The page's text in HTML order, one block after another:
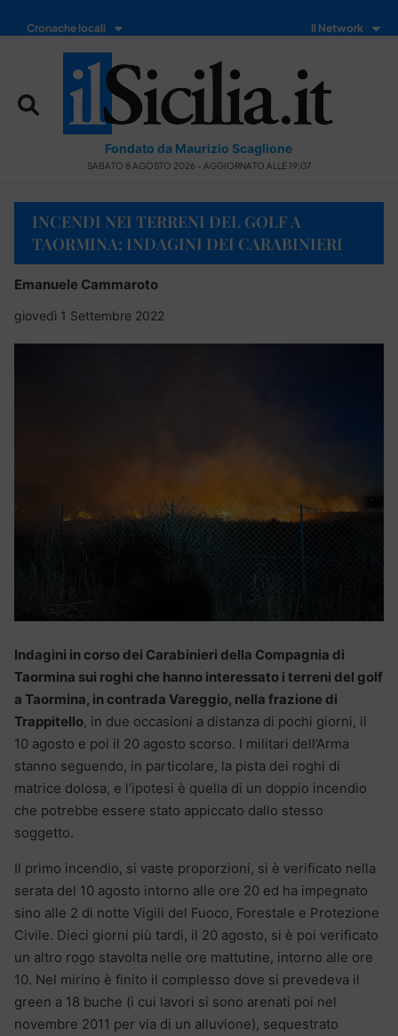
Cronache locali Il Network
Fondato da Maurizio Scaglione
SABATO 8 AGOSTO 2026 - AGGIORNATO ALLE 19:07
INCENDI NEI TERRENI DEL GOLF A
TAORMINA: INDAGINI DEI CARABINIERI
Emanuele Cammaroto
giovedì 1 Settembre 2022
Indagini in corso dei Carabinieri della Compagnia di
Taormina sui roghi che hanno interessato i terreni del golf
a Taormina, in contrada Vareggio, nella frazione di
Trappitello, in due occasioni a distanza di pochi giorni, il
10 agosto e poi il 20 agosto scorso. I militari dell’Arma
stanno seguendo, in particolare, la pista dei roghi di
matrice dolosa, e l’ipotesi è quella di un doppio incendio
che potrebbe essere stato appiccato dallo stesso
soggetto.
Il primo incendio, si vaste proporzioni, si è verificato nella
serata del 10 agosto intorno alle ore 20 ed ha impegnato
sino alle 2 di notte Vigili del Fuoco, Forestale e Protezione
Civile. Dieci giorni più tardi, il 20 agosto, si è poi verificato
un altro rogo stavolta nelle ore mattutine, intorno alle ore
10. Nel mirino è finito il complesso dove si prevedeva il
green a 18 buche (i cui lavori si sono arenati poi nel
novembre 2011 per via di un alluvione), sequestrato